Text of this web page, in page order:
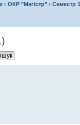
‹ ОКР "Магістр" ‹ Семестр